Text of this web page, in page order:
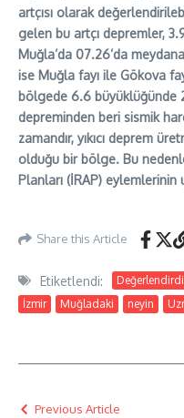
artçısı olarak
gelen bu artçı depremler,
Muğla’da 07.26’da
ise Muğla fayı ile Gökova
bölgede 6.6 büyüklüğünde
depreminden beri sismik
zamandır, yıkıcı deprem
olduğu bir bölge. Bu
Planları (İRAP) eylemlerinin
Share this Article
Etiketlendi: Değerlendirdi
İzmir
Muğladaki neyin
Previous Article